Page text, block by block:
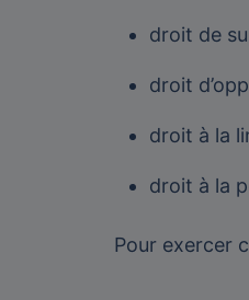
droit de
droit
droit à la
droit à la
Pour exercer